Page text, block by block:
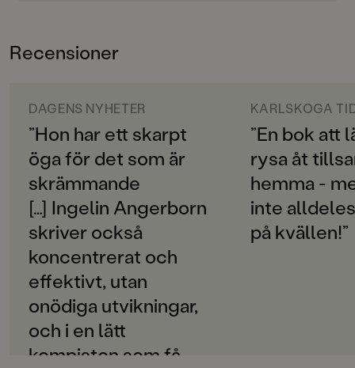
inte låta bli att undra. Är hon verkligen bara på låtsas?
Flickan med de svarta skorna. Flickan som aldrig sover.
En minimysrysare av Ingelin Angerborn. Högklassig
spänning med fantastiska illustrationer av Elin "Eplet"
9-12
Svenska
SPRÅK
Svenska
PUBLICERINGSDATUM
2020-08-28
Produktion
Produktdetaljer
ISBN
9789129729054
FORMAT
Recensioner
DAGENS NYHETER
”Hon har ett skarpt
öga för det som är
skrämmande
[…] Inge­lin Angerborn
skriver också
koncentrerat och
effektivt, utan
onödiga utvikningar,
och i en lätt
kompiston som få
KARLSKOGA
”En bok att
rysa åt
hemma -
inte
på kvällen!”